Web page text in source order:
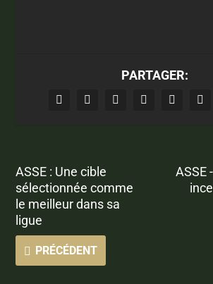
PARTAGER:
ASSE : Une cible
sélectionnée comme
le meilleur dans sa
ligue
PRÉCÉDENT
ASSE